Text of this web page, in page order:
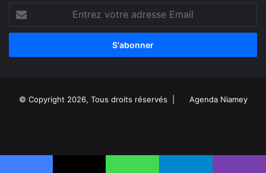
votre
adresse
© Copyright 2026, Tous droits réservés | Agenda Niamey